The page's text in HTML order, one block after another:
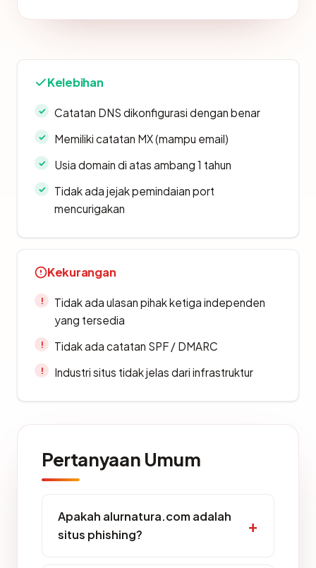
Kelebihan
Catatan DNS dikonfigurasi dengan benar
Memiliki catatan MX (mampu email)
Usia domain di atas ambang 1 tahun
Tidak ada jejak pemindaian port
mencurigakan
Kekurangan
Tidak ada ulasan pihak ketiga independen
yang tersedia
Tidak ada catatan SPF / DMARC
Industri situs tidak jelas dari infrastruktur
Pertanyaan Umum
Apakah alurnatura.com adalah
situs phishing?